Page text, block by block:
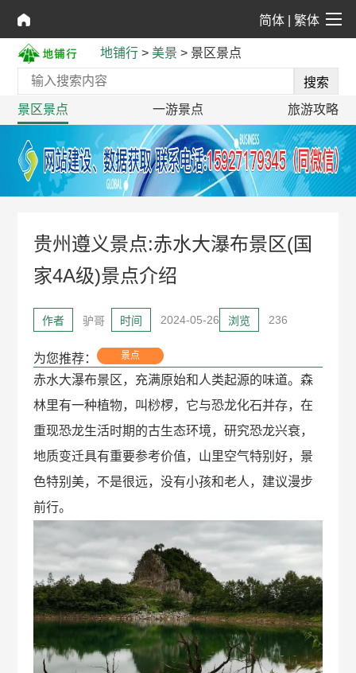
简体| 繁体
地铺行 > 美景 > 景区景点
景区景点 一游景点 旅游攻略
贵州遵义景点:赤水大瀑布景区(国
家4A级)景点介绍
作者 驴哥 时间 2024-05-26 浏览 236
为您推荐： 景点
赤水大瀑布景区，充满原始和人类起源的味道。森
林里有一种植物，叫桫椤，它与恐龙化石并存，在
重现恐龙生活时期的古生态环境，研究恐龙兴衰，
地质变迁具有重要参考价值，山里空气特别好，景
色特别美，不是很远，没有小孩和老人，建议漫步
前行。